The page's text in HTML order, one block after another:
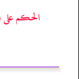
الحكم